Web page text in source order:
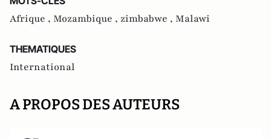
Afrique , Mozambique , zimbabwe , Malawi
THEMATIQUES
International
A PROPOS DES AUTEURS